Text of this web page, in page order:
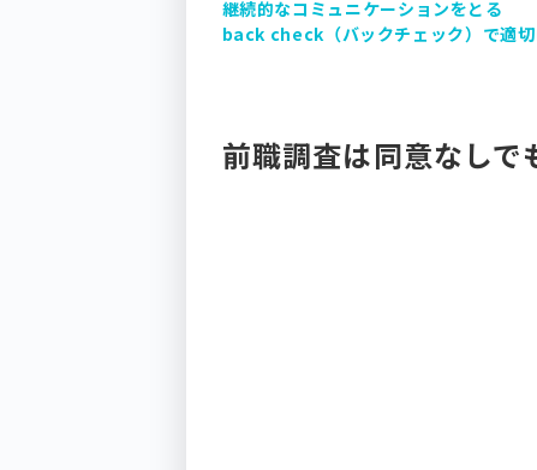
継続的なコミュニケーションをとる
back check（バックチェック）で適切
前職調査は同意なしで